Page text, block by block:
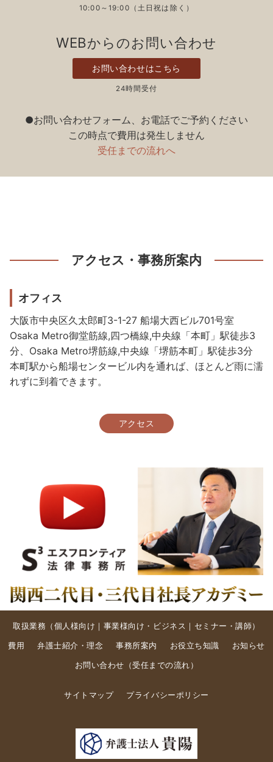
10:00～19:00（土日祝は除く）
WEBからのお問い合わせ
お問い合わせはこちら
24時間受付
●お問い合わせフォーム、お電話でご予約ください
この時点で費用は発生しません
受任までの流れへ
アクセス・事務所案内
オフィス
大阪市中央区久太郎町3-1-27 船場大西ビル701号室
Osaka Metro御堂筋線,四つ橋線,中央線「本町」駅徒歩3
分、Osaka Metro堺筋線,中央線「堺筋本町」駅徒歩3分
本町駅から船場センタービル内を通れば、ほとんど雨に濡
れずに到着できます。
アクセス
取扱業務（ 個人様向け ｜ 事業様向け・ビジネス ｜ セミナー・講師）
費用 弁護士紹介・理念 事務所案内 お役立ち知識 お知らせ
お問い合わせ （受任までの流れ ）
サイトマップ プライバシーポリシー